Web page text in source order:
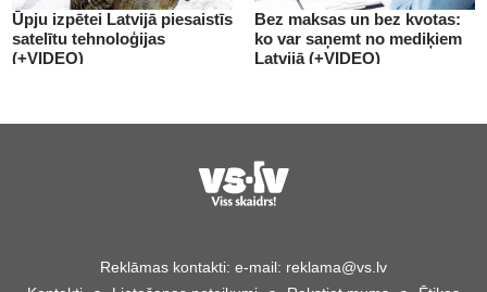
Ūpju izpētei Latvijā piesaistīs
satelītu tehnoloģijas
(+VIDEO)
Bez maksas un bez kvotas:
ko var saņemt no mediķiem
Latvijā (+VIDEO)
Reklāmas kontakti: e-mail: reklama@vs.lv